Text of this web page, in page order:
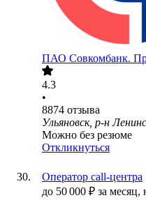
ПАО Совкомбанк.
4.3
•
8874 отзыва
Ульяновск, р-н
Можно без резюме
Откликнуться
Оператор call-центра
до 50 000 ₽ за месяц,